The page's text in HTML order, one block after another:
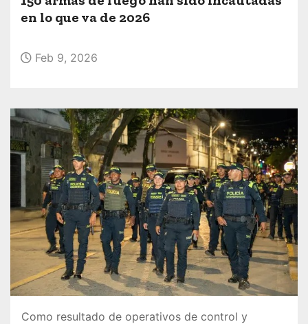
en lo que va de 2026
Feb 9, 2026
Como resultado de operativos de control y